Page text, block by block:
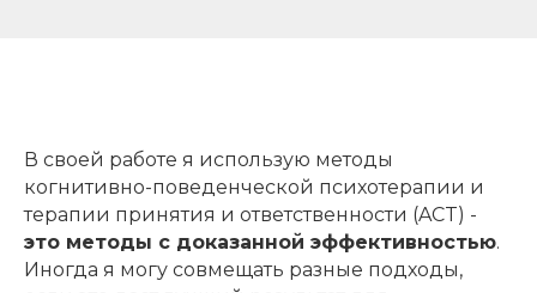
В своей работе я использую методы
когнитивно-поведенческой психотерапии и
терапии принятия и ответственности (ACT) -
это методы с доказанной эффективностью.
Иногда я могу совмещать разные подходы,